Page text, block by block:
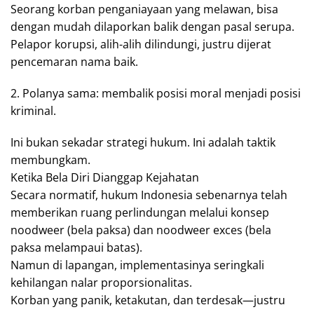
Seorang korban penganiayaan yang melawan, bisa
dengan mudah dilaporkan balik dengan pasal serupa.
Pelapor korupsi, alih-alih dilindungi, justru dijerat
pencemaran nama baik.
2. Polanya sama: membalik posisi moral menjadi posisi
kriminal.
Ini bukan sekadar strategi hukum. Ini adalah taktik
membungkam.
Ketika Bela Diri Dianggap Kejahatan
Secara normatif, hukum Indonesia sebenarnya telah
memberikan ruang perlindungan melalui konsep
noodweer (bela paksa) dan noodweer exces (bela
paksa melampaui batas).
Namun di lapangan, implementasinya seringkali
kehilangan nalar proporsionalitas.
Korban yang panik, ketakutan, dan terdesak—justru